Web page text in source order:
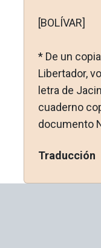
[BOLÍVAR]
* De un
Libertador,
letra de
cuaderno
documento
Traducción